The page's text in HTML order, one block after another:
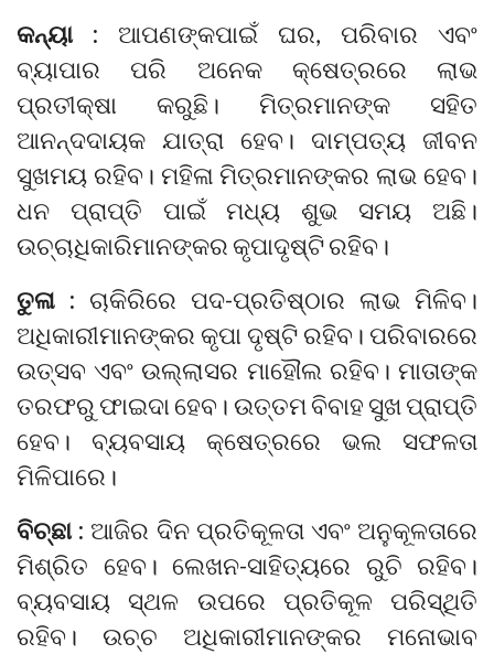
କନ୍ୟା : ଆପଣଙ୍କପାଇଁ ଘର, ପରିବାର ଏବଂ
ବ୍ୟାପାର ପରି ଅନେକ କ୍ଷେତ୍ରରେ ଲାଭ
ପ୍ରତୀକ୍ଷା କରୁଛି। ମିତ୍ରମାନଙ୍କ ସହିତ
ଆନନ୍ଦଦାୟକ ଯାତ୍ରା ହେବ। ଦାମ୍ପତ୍ୟ ଜୀବନ
ସୁଖମୟ ରହିବ। ମହିଳା ମିତ୍ରମାନଙ୍କର ଲାଭ ହେବ।
ଧନ ପ୍ରାପ୍ତି ପାଇଁ ମଧ୍ୟ ଶୁଭ ସମୟ ଅଛି।
ଉଚ୍ଚାଧିକାରିମାନଙ୍କର କୃପାଦୃଷ୍ଟି ରହିବ।
ତୁଳା : ଚାକିରିରେ ପଦ-ପ୍ରତିଷ୍ଠାର ଲାଭ ମିଳିବ।
ଅଧିକାରୀମାନଙ୍କର କୃପା ଦୃଷ୍ଟି ରହିବ। ପରିବାରରେ
ଉତ୍ସବ ଏବଂ ଉଲ୍ଲାସର ମାହୌଲ ରହିବ। ମାତାଙ୍କ
ତରଫରୁ ଫାଇଦା ହେବ। ଉତ୍ତମ ବିବାହ ସୁଖ ପ୍ରାପ୍ତି
ହେବ। ବ୍ୟବସାୟ କ୍ଷେତ୍ରରେ ଭଲ ସଫଳତା
ମିଳିପାରେ।
ବିଚ୍ଛା : ଆଜିର ଦିନ ପ୍ରତିକୂଳତା ଏବଂ ଅନୁକୂଳତାରେ
ମିଶ୍ରିତ ହେବ। ଲେଖନ-ସାହିତ୍ୟରେ ରୁଚି ରହିବ।
ବ୍ୟବସାୟ ସ୍ଥଳ ଉପରେ ପ୍ରତିକୂଳ ପରିସ୍ଥିତି
ରହିବ। ଉଚ୍ଚ ଅଧିକାରୀମାନଙ୍କର ମନୋଭାବ